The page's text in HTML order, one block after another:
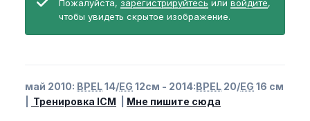
Пожалуйста, зарегистрируйтесь или войдите,
чтобы увидеть скрытое изображение.
май 2010: BPEL14/EG 12см - 2014:BPEL 20/EG 16 см
Тренировка ICM Мне пишите сюда